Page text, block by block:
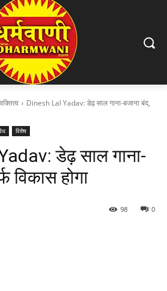
Dinesh Lal Yadav: डेढ़ साल गाना-बजाना बंद,
विशेष
डेढ़ साल गाना-
विकास होगा
0
98